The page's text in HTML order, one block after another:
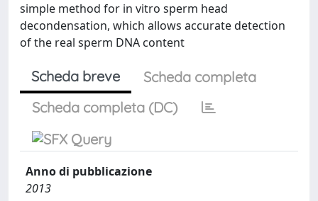
simple method for in vitro sperm head
decondensation, which allows accurate detection
of the real sperm DNA content
Scheda breve
Scheda completa
Scheda completa (DC)
Anno di pubblicazione
2013